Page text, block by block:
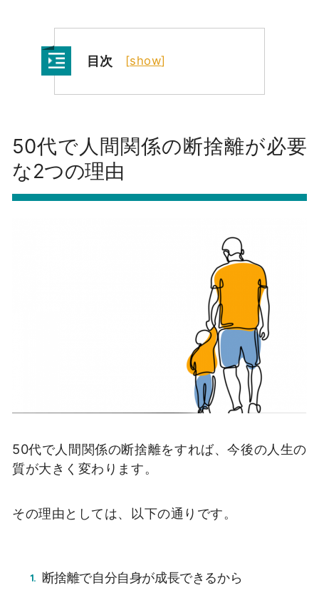
目次 [show]
50代で人間関係の断捨離が必要
な2つの理由
50代で人間関係の断捨離をすれば、今後の人生の
質が大きく変わります。
その理由としては、以下の通りです。
断捨離で自分自身が成長できるから